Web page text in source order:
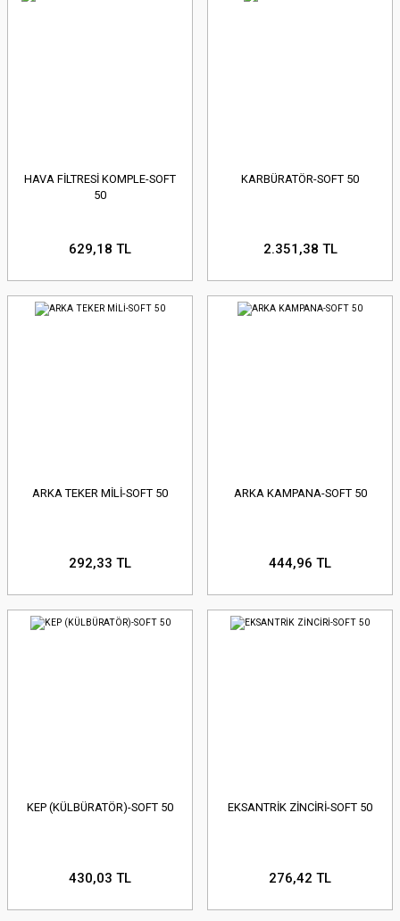
HAVA FİLTRESİ KOMPLE-SOFT
50
629,18 TL
KARBÜRATÖR-SOFT 50
2.351,38 TL
ARKA TEKER MİLİ-SOFT 50
292,33 TL
ARKA KAMPANA-SOFT 50
444,96 TL
KEP (KÜLBÜRATÖR)-SOFT 50
430,03 TL
EKSANTRİK ZİNCİRİ-SOFT 50
276,42 TL